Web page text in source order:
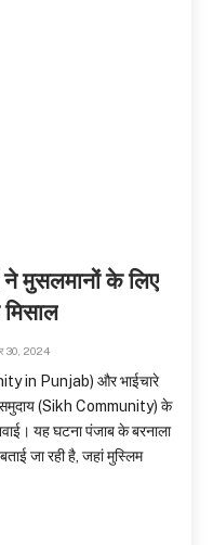
मुसलमानों के लिए
मिसाल
30, 2024
in Punjab) और भाईचारे
समुदाय (Sikh Community) के
यह घटना पंजाब के बरनाला
जा रही है, जहां मुस्लिम